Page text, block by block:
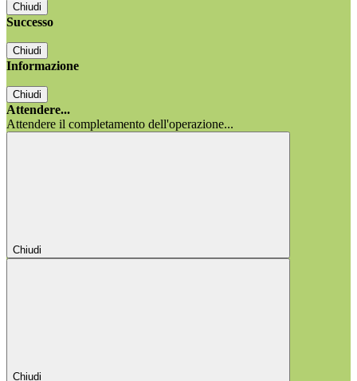
Chiudi
Successo
Chiudi
Informazione
Chiudi
Attendere...
Attendere il completamento dell'operazione...
Chiudi
Chiudi